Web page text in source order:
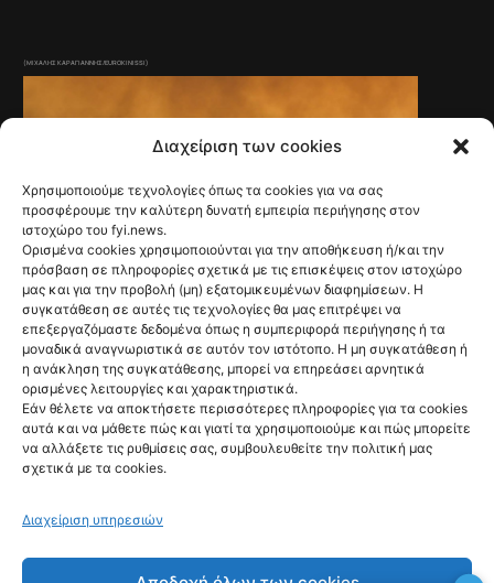
Διαχείριση των cookies
Χρησιμοποιούμε τεχνολογίες όπως τα cookies για να σας
προσφέρουμε την καλύτερη δυνατή εμπειρία περιήγησης στον
ιστοχώρο του fyi.news.
Ορισμένα cookies χρησιμοποιούνται για την αποθήκευση ή/και την
πρόσβαση σε πληροφορίες σχετικά με τις επισκέψεις στον ιστοχώρο
μας και για την προβολή (μη) εξατομικευμένων διαφημίσεων. Η
συγκατάθεση σε αυτές τις τεχνολογίες θα μας επιτρέψει να
επεξεργαζόμαστε δεδομένα όπως η συμπεριφορά περιήγησης ή τα
μοναδικά αναγνωριστικά σε αυτόν τον ιστότοπο. Η μη συγκατάθεση ή
η ανάκληση της συγκατάθεσης, μπορεί να επηρεάσει αρνητικά
ορισμένες λειτουργίες και χαρακτηριστικά.
Εάν θέλετε να αποκτήσετε περισσότερες πληροφορίες για τα cookies
αυτά και να μάθετε πώς και γιατί τα χρησιμοποιούμε και πώς μπορείτε
να αλλάξετε τις ρυθμίσεις σας, συμβουλευθείτε την πολιτική μας
σχετικά με τα cookies.
Διαχείριση υπηρεσιών
(ΜΙΧΑΛΗΣ ΚΑΡΑΓΙΑΝΝΗΣ/EUROKINISSI)
NEWS
Ψάθα: Αλαλούμ με
την έρευνα για
την φονική
σύγκρουση των
ελικοπτέρων
@fyinews team